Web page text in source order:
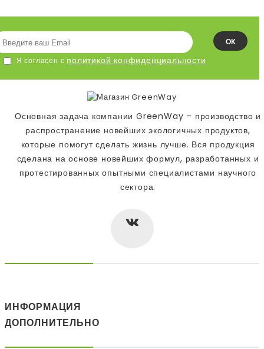
ОК
Я согласен с политикой конфиденциальности
Основная задача компании GreenWay – производство и
распространение новейших экологичных продуктов,
которые помогут сделать жизнь лучше. Вся продукция
сделана на основе новейших формул, разработанных и
протестированных опытными специалистами научного
сектора.
ИНФОРМАЦИЯ
ДОПОЛНИТЕЛЬНО